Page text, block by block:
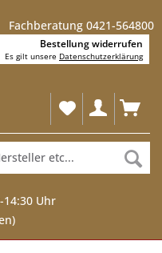
Fachberatung 0421-564800
14:30 Uhr
Bestellung widerrufen
Es gilt unsere Datenschutzerklärung